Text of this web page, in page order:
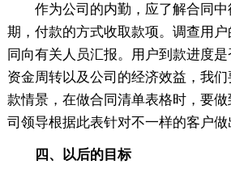
作为公司的内勤，应了解合同中
期，付款的方式收取款项。调查用
同向有关人员汇报。用户到款进度
资金周转以及公司的经济效益，我
款情景，在做合同清单表格时，要
司领导根据此表针对不一样的客户做
四、以后的目标